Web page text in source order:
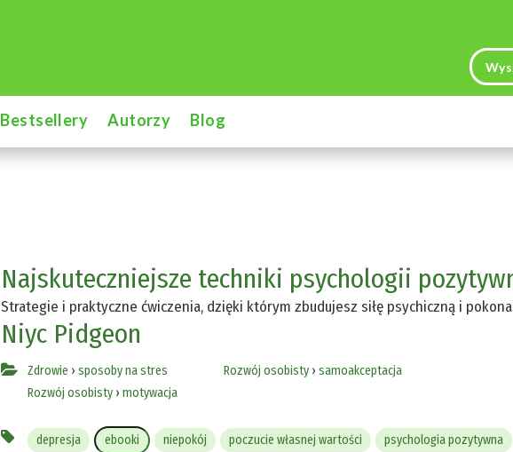
Bestsellery Autorzy Blog
Najskuteczniejsze techniki psychologii
Strategie i praktyczne ćwiczenia, dzięki którym zbudujesz siłę psychiczną i
Niyc Pidgeon
Zdrowie › sposoby na stres
Rozwój osobisty› motywacja
Rozwój osobisty› samoakceptacja
depresja ebooki niepokój poczucie własnej wartości psychologia pozytywna